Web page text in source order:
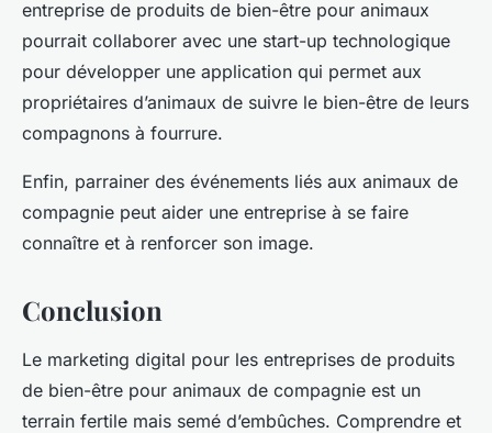
entreprise de produits de bien-être pour animaux
pourrait collaborer avec une start-up technologique
pour développer une application qui permet aux
propriétaires d’animaux de suivre le bien-être de leurs
compagnons à fourrure.
Enfin, parrainer des événements liés aux animaux de
compagnie peut aider une entreprise à se faire
connaître et à renforcer son image.
Conclusion
Le marketing digital pour les entreprises de produits
de bien-être pour animaux de compagnie est un
terrain fertile mais semé d’embûches. Comprendre et